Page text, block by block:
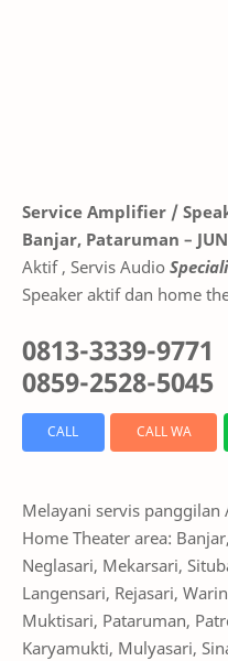
Service Amplifier /
Banjar, Pataruman – JUN
Aktif , Servis Audio
Speaker aktif dan home
0813-3339-9771
0859-2528-5045
CALL CALL WA
Melayani servis
Home Theater area:
Neglasari, Mekarsari,
Langensari, Rejasari,
Muktisari, Pataruman,
Karyamukti, Mulyasari,